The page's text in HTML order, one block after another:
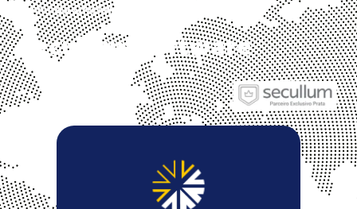
Revenda Oficial
Secullum Software